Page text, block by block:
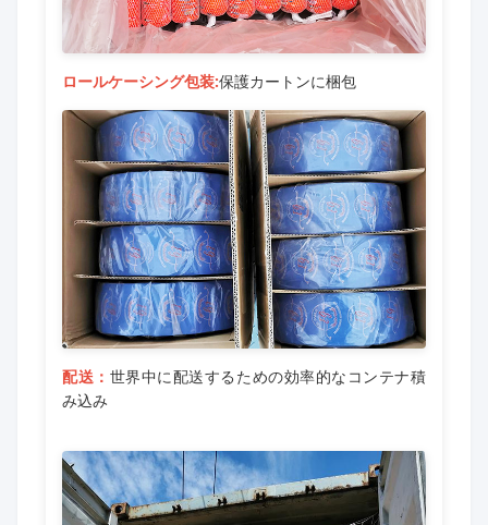
ロールケーシング包装:保護カートンに梱包
配送： 世界中に配送するための効率的なコンテナ積
み込み